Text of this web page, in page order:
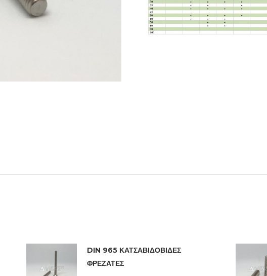
DIN 965 ΚΑΤΣΑΒΙΔΟΒΙΔΕΣ
ΦΡΕΖΑΤΕΣ